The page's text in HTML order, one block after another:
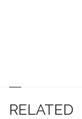
RELATED